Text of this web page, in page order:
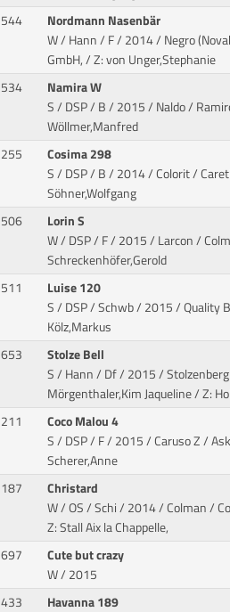
544
Nordmann Nasenbär
W / Hann / F / 2014 / Negro
GmbH, / Z: von Unger,Stephanie
534
Namira W
S / DSP / B / 2015 / Naldo /
Wöllmer,Manfred
255
Cosima 298
S / DSP / B / 2014 / Colorit /
Söhner,Wolfgang
506
Lorin S
W / DSP / F / 2015 / Larcon /
Schreckenhöfer,Gerold
511
Luise 120
S / DSP / Schwb / 2015 / Quality
Kölz,Markus
653
Stolze Bell
S / Hann / Df / 2015 /
Mörgenthaler,Kim Jaqueline / Z:
211
Coco Malou 4
S / DSP / F / 2015 / Caruso Z /
Scherer,Anne
187
Christard
W / OS / Schi / 2014 / Colman /
Z: Stall Aix la Chappelle,
697
Cute but crazy
W / 2015
433 Havanna 189